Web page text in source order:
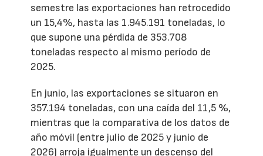
semestre las exportaciones han retrocedido
un 15,4%, hasta las 1.945.191 toneladas, lo
que supone una pérdida de 353.708
toneladas respecto al mismo período de
2025.
En junio, las exportaciones se situaron en
357.194 toneladas, con una caída del 11,5 %,
mientras que la comparativa de los datos de
año móvil (entre julio de 2025 y junio de
2026) arroja igualmente un descenso del